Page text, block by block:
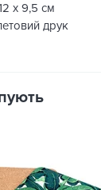
х 9,5 см
друк